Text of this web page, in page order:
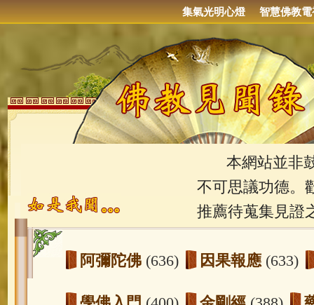
集氣光明心燈 智慧佛教電
本網站並非鼓
不可思議功德。
推薦待蒐集見證
阿彌陀佛 (636) 因果報應 (633)